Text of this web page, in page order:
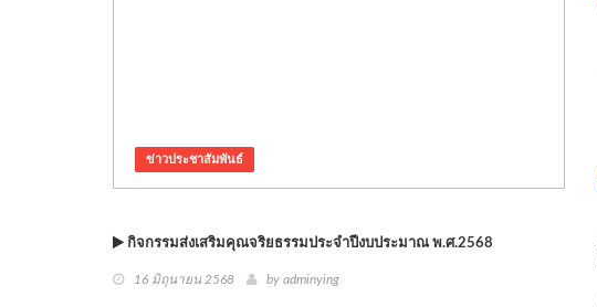
ข่าวประชาสัมพันธ์
กิจกรรมส่งเสริมคุณจริยธรรมประจำปีงบประมาณ พ.ศ.2568
16 มิถุนายน 2568 by adminying